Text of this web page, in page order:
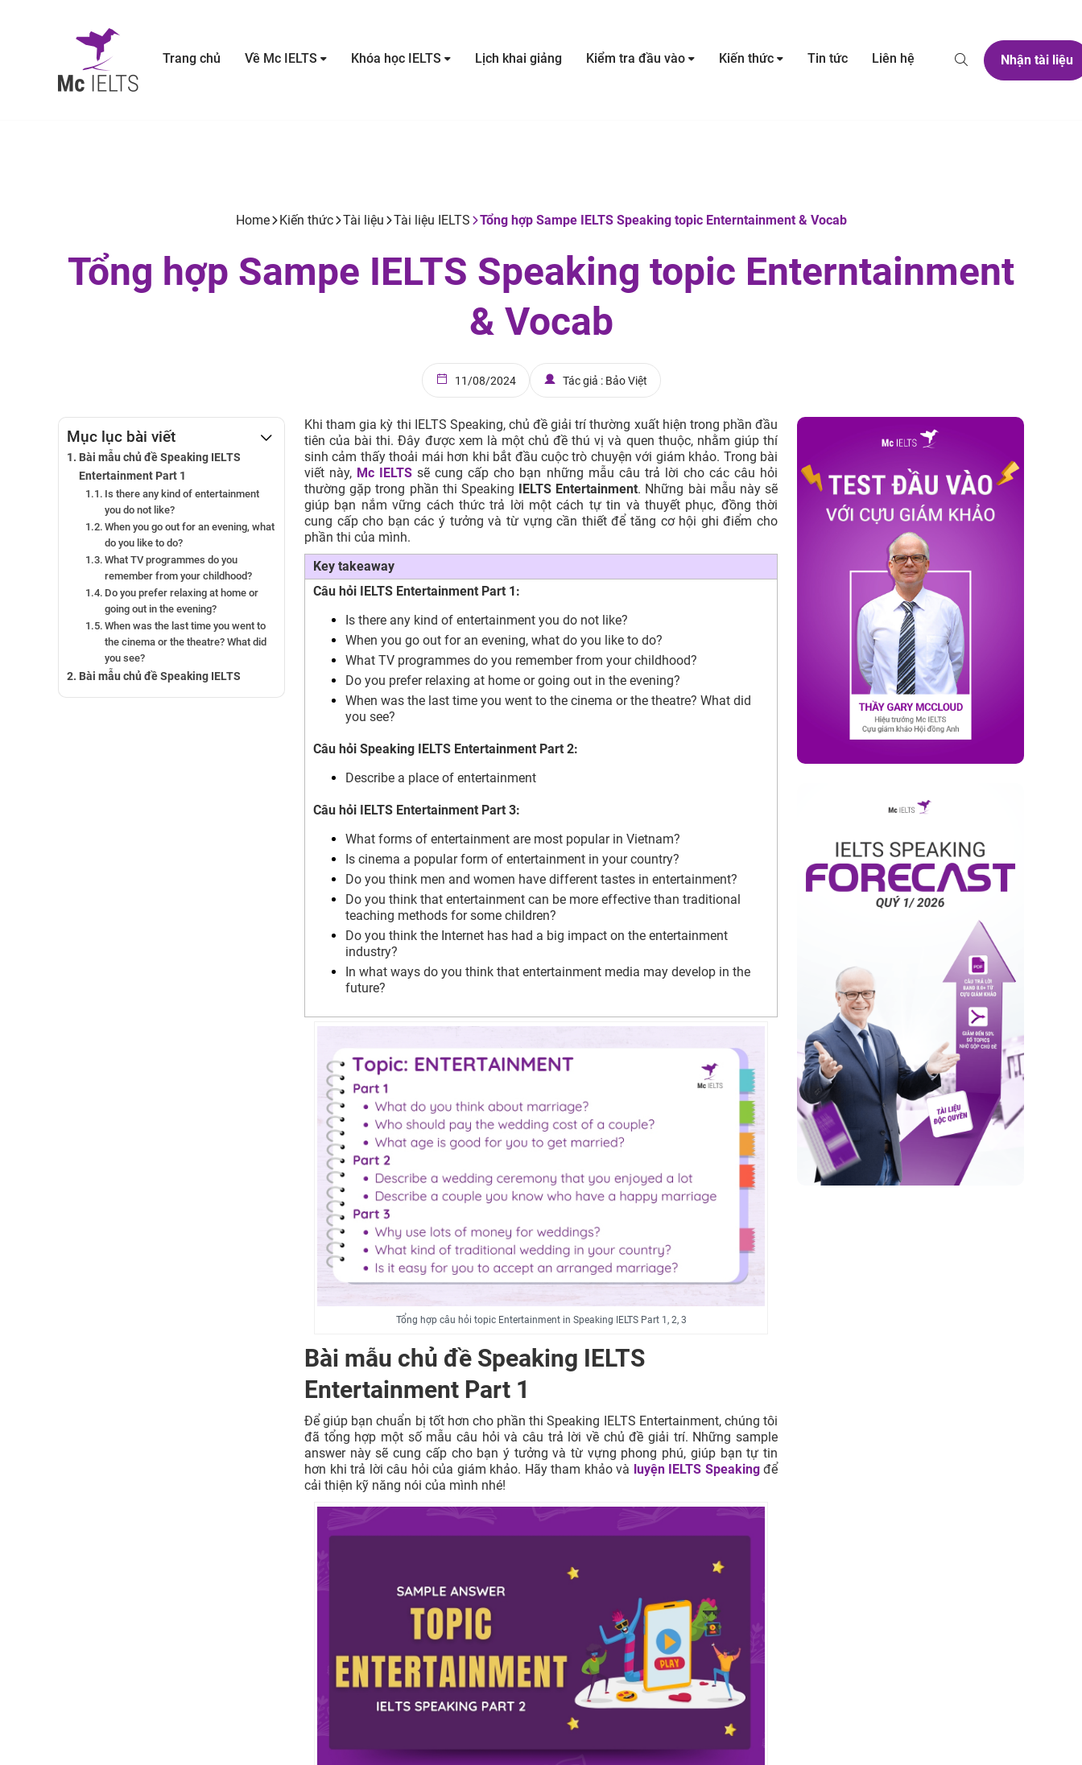
Trang chủ Về Mc IELTS Khóa học IELTS Lịch khai giảng Kiểm tra đầu vào Kiến thức Tin tức Liên hệ Nhận tài liệu
Home Kiến thức Tài liệu Tài liệu IELTS Tổng hợp Sampe IELTS Speaking topic Enterntainment & Vocab
Tổng hợp Sampe IELTS Speaking topic Enterntainment
& Vocab
11/08/2024 Tác giả : Bảo Việt
Mục lục bài viết
Bài mẫu chủ đề Speaking IELTS
Entertainment Part 1
Is there any kind of entertainment
you do not like?
When you go out for an evening, what
do you like to do?
What TV programmes do you
remember from your childhood?
Do you prefer relaxing at home or
going out in the evening?
When was the last time you went to
the cinema or the theatre? What did
you see?
Bài mẫu chủ đề Speaking IELTS
Entertainment Part 2
Khi tham gia kỳ thi IELTS Speaking, chủ đề giải trí thường xuất hiện trong phần đầu
tiên của bài thi. Đây được xem là một chủ đề thú vị và quen thuộc, nhằm giúp thí
sinh cảm thấy thoải mái hơn khi bắt đầu cuộc trò chuyện với giám khảo. Trong bài
viết này, Mc IELTS sẽ cung cấp cho bạn những mẫu câu trả lời cho các câu hỏi
thường gặp trong phần thi Speaking IELTS Entertainment. Những bài mẫu này sẽ
giúp bạn nắm vững cách thức trả lời một cách tự tin và thuyết phục, đồng thời
cung cấp cho bạn các ý tưởng và từ vựng cần thiết để tăng cơ hội ghi điểm cho
phần thi của mình.
Key takeaway
Câu hỏi IELTS Entertainment Part 1:
Is there any kind of entertainment you do not like?
When you go out for an evening, what do you like to do?
What TV programmes do you remember from your childhood?
Do you prefer relaxing at home or going out in the evening?
When was the last time you went to the cinema or the theatre? What did
you see?
Câu hỏi Speaking IELTS Entertainment Part 2:
Describe a place of entertainment
Câu hỏi IELTS Entertainment Part 3:
What forms of entertainment are most popular in Vietnam?
Is cinema a popular form of entertainment in your country?
Do you think men and women have different tastes in entertainment?
Do you think that entertainment can be more effective than traditional
teaching methods for some children?
Do you think the Internet has had a big impact on the entertainment
industry?
In what ways do you think that entertainment media may develop in the
future?
Tổng hợp câu hỏi topic Entertainment in Speaking IELTS Part 1, 2, 3
Bài mẫu chủ đề Speaking IELTS
Entertainment Part 1
Để giúp bạn chuẩn bị tốt hơn cho phần thi Speaking IELTS Entertainment, chúng tôi
đã tổng hợp một số mẫu câu hỏi và câu trả lời về chủ đề giải trí. Những sample
answer này sẽ cung cấp cho bạn ý tưởng và từ vựng phong phú, giúp bạn tự tin
hơn khi trả lời câu hỏi của giám khảo. Hãy tham khảo và luyện IELTS Speakingđể
cải thiện kỹ năng nói của mình nhé!